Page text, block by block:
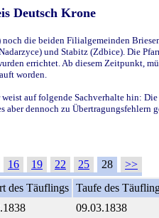
Deutsch Krone
die beiden Filialgemeinden
und Stabitz (Zdbice). Die
errichtet. Ab diesem Zeitpunkt,
worden.
weist auf folgende Sachverhalte hin:
dennoch zu Übertragungsfehlern
16 19 22 25 28
>>
des Täuflings Taufe des
09.03.1838